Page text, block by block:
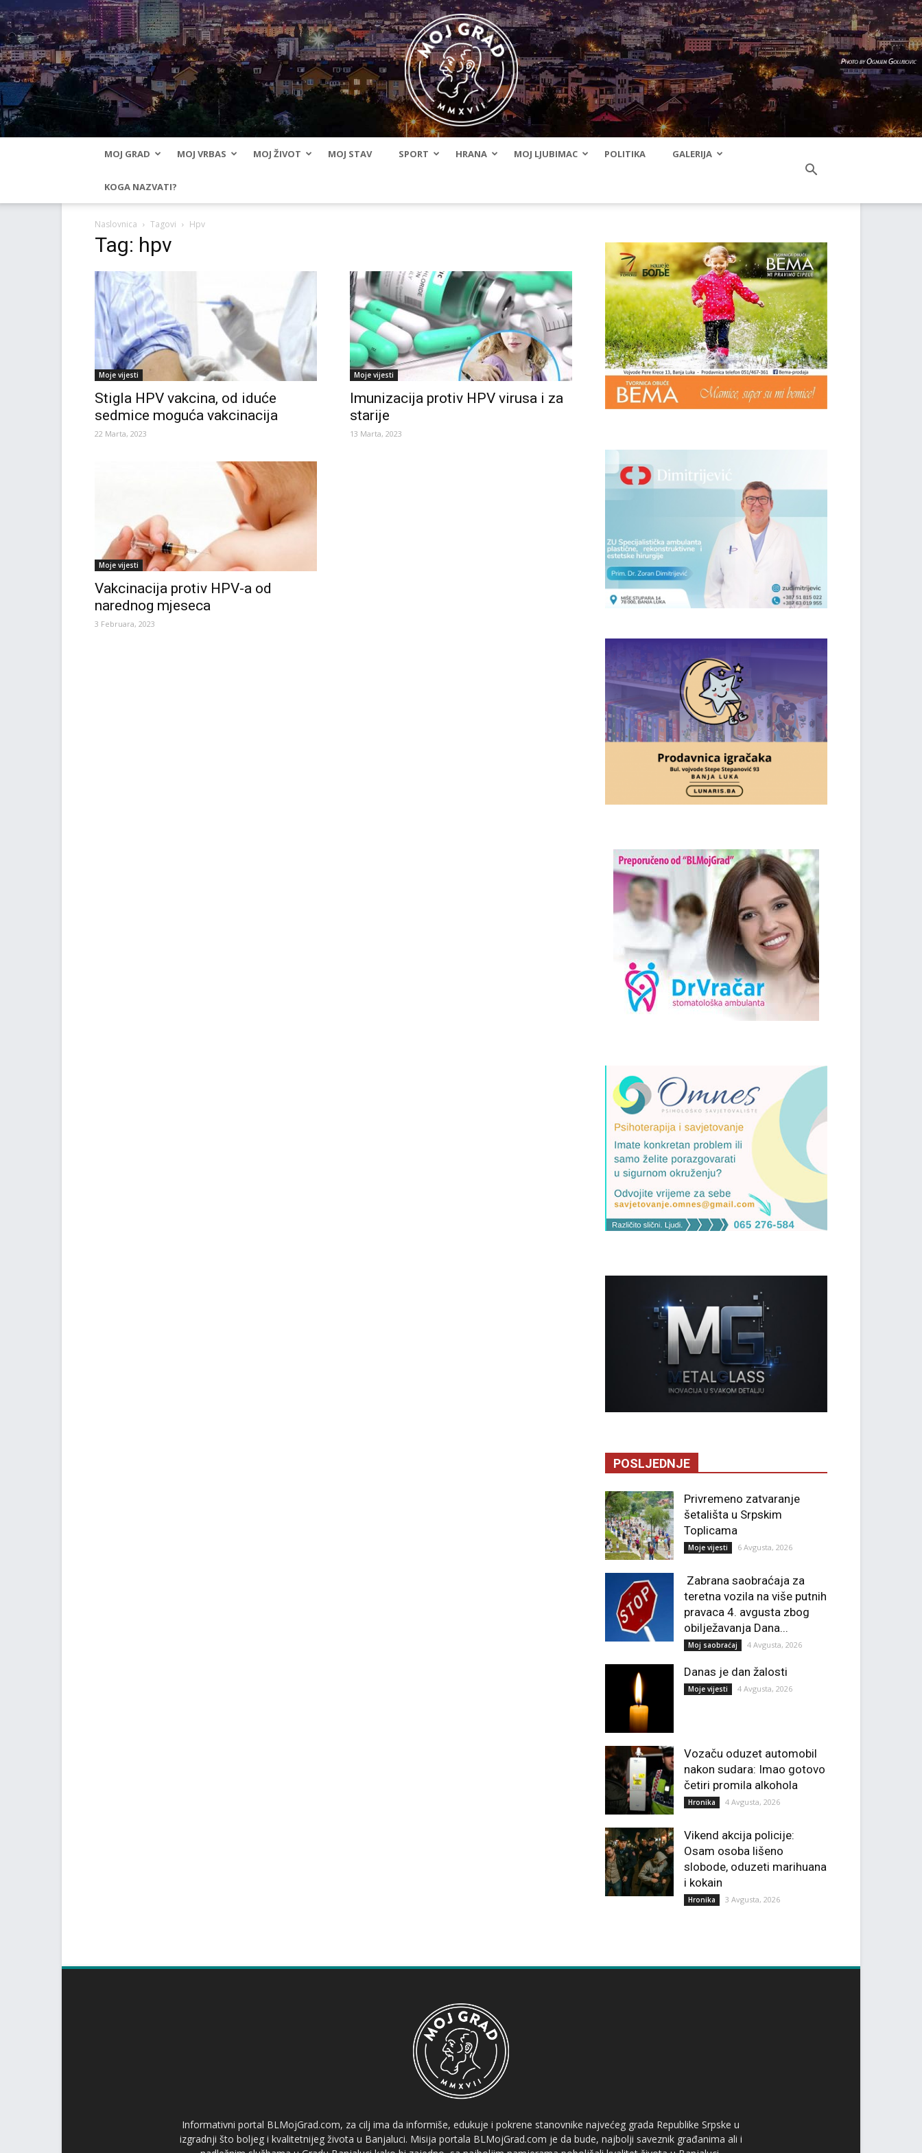
MOJ GRAD MOJ VRBAS MOJ ŽIVOT MOJ STAV SPORT HRANA MOJ LJUBIMAC POLITIKA GALERIJA
KOGA NAZVATI?
Naslovnica Tagovi Hpv
Tag: hpv
Moje vijesti
Stigla HPV vakcina, od iduće
sedmice moguća vakcinacija
22 Marta, 2023
Moje vijesti
Imunizacija protiv HPV virusa i za
starije
13 Marta, 2023
Moje vijesti
Vakcinacija protiv HPV-a od
narednog mjeseca
3 Februara, 2023
POSLJEDNJE
Privremeno zatvaranje
šetališta u Srpskim
Toplicama
Moje vijesti 6 Avgusta, 2026
Zabrana saobraćaja za
teretna vozila na više putnih
pravaca 4. avgusta zbog
obilježavanja Dana...
Moj saobraćaj 4 Avgusta, 2026
Danas je dan žalosti
Moje vijesti 4 Avgusta, 2026
Vozaču oduzet automobil
nakon sudara: Imao gotovo
četiri promila alkohola
Hronika 4 Avgusta, 2026
Vikend akcija policije:
Osam osoba lišeno
slobode, oduzeti marihuana
i kokain
Hronika 3 Avgusta, 2026
Informativni portal BLMojGrad.com, za cilj ima da informiše, edukuje i pokrene stanovnike najvećeg grada Republike Srpske u
izgradnji što boljeg i kvalitetnijeg života u Banjaluci. Misija portala BLMojGrad.com je da bude, najbolji saveznik građanima ali i